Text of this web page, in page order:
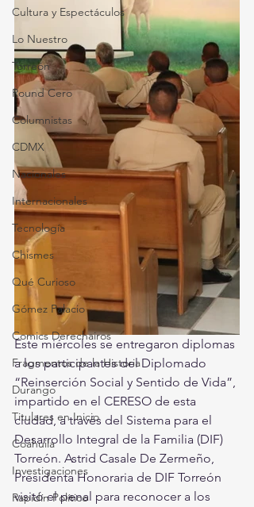
Cultura y Espectáculos
Lo Nuestro
Torreón
Round Cero
Columnistas
CDMX
Nacionales
Internacionales
Tecnología
Chismes
Qué Curioso
Gómez Palacio
Comics Derechairos
Fragmentos de la Historia
Durango
Titulares en Inicio
Coahuila
Investigaciones
Rapidín Político
Este miércoles se entregaron diplomas
a los participantes del Diplomado
“Reinserción Social y Sentido de Vida”,
impartido en el CERESO de esta
ciudad, a través del Sistema para el
Desarrollo Integral de la Familia (DIF)
Torreón. Astrid Casale De Zermeño,
Presidenta Honoraria de DIF Torreón
visitó el penal para reconocer a los